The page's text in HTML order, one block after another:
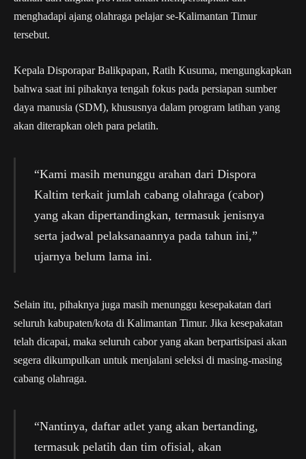
menghadapi ajang olahraga pelajar se-Kalimantan Timur
tersebut.
Kepala Disporapar Balikpapan, Ratih Kusuma, mengungkapkan
bahwa saat ini pihaknya tengah fokus pada persiapan sumber
daya manusia (SDM), khususnya dalam program latihan yang
akan diterapkan oleh para pelatih.
“Kami masih menunggu arahan dari Dispora
Kaltim terkait jumlah cabang olahraga (cabor)
yang akan dipertandingkan, termasuk jenisnya
serta jadwal pelaksanaannya pada tahun ini,”
ujarnya belum lama ini.
Selain itu, pihaknya juga masih menunggu kesepakatan dari
seluruh kabupaten/kota di Kalimantan Timur. Jika kesepakatan
telah dicapai, maka seluruh cabor yang akan berpartisipasi akan
segera dikumpulkan untuk menjalani seleksi di masing-masing
cabang olahraga.
“Nantinya, daftar atlet yang akan bertanding,
termasuk pelatih dan tim ofisial, akan